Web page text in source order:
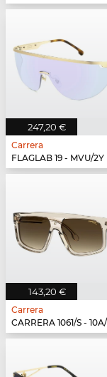
247,20 €
Carrera
FLAGLAB 19 - MVU/2Y
143,20 €
Carrera
CARRERA 1061/S -